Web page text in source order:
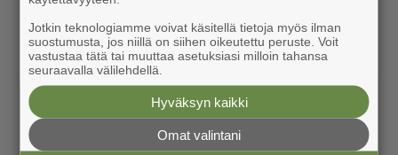
Jotkin teknologiamme voivat käsitellä tietoja myös ilman
suostumusta, jos niillä on siihen oikeutettu peruste. Voit
vastustaa tätä tai muuttaa asetuksiasi milloin tahansa
seuraavalla välilehdellä.
Hyväksyn kaikki
Omat valintani